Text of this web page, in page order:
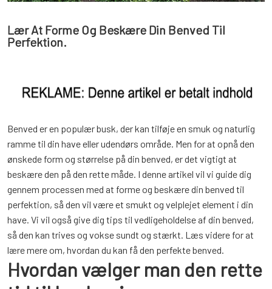
Lær At Forme Og Beskære Din Benved Til
Perfektion.
Benved er en populær busk, der kan tilføje en smuk og naturlig
ramme til din have eller udendørs område. Men for at opnå den
ønskede form og størrelse på din benved, er det vigtigt at
beskære den på den rette måde. I denne artikel vil vi guide dig
gennem processen med at forme og beskære din benved til
perfektion, så den vil være et smukt og velplejet element i din
have. Vi vil også give dig tips til vedligeholdelse af din benved,
så den kan trives og vokse sundt og stærkt. Læs videre for at
lære mere om, hvordan du kan få den perfekte benved.
Hvordan vælger man den rette